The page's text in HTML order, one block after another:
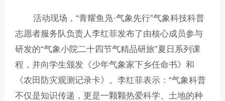
活动现场，“青耀鱼凫·气象先行”气象科技科普
志愿者服务队负责人李红菲发布了由核心成员参与
研发的“气象小院二十四节气精品研旅”夏日系列课
程，并向学生颁发《少年气象家下乡任命书》和
《农田防灾观测记录卡》。李红菲表示：“气象科普
不仅是知识传递，更是一颗颗热爱科学、土地的种